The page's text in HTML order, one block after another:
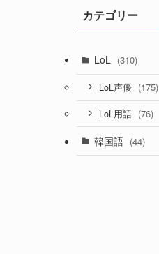
カテゴリー
LoL (310)
LoL声優 (175)
LoL用語 (76)
韓国語 (44)